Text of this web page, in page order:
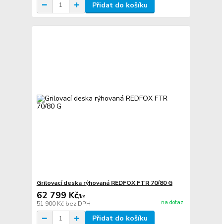
Přidat do košíku
Grilovací deska rýhovaná REDFOX FTR 70/80 G
62 799 Kč/ks
51 900 Kč bez DPH na dotaz
Přidat do košíku